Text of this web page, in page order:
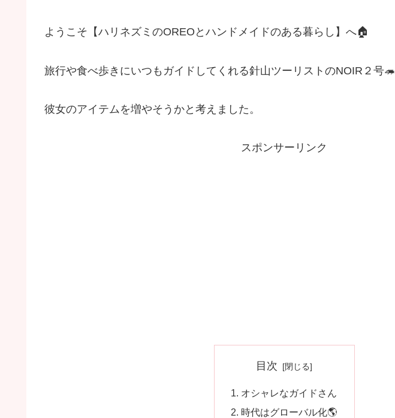
ようこそ【ハリネズミのOREOとハンドメイドのある暮らし】へ🏠
旅行や食べ歩きにいつもガイドしてくれる針山ツーリストのNOIR２号🦔
彼女のアイテムを増やそうかと考えました。
スポンサーリンク
目次
オシャレなガイドさん
時代はグローバル化🌎